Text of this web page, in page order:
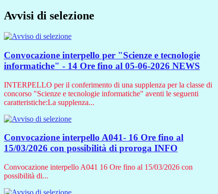
Avvisi di selezione
Convocazione interpello per "Scienze e tecnologie
informatiche" - 14 Ore fino al 05-06-2026 NEWS
INTERPELLO per il conferimento di una supplenza per la classe di
concorso "Scienze e tecnologie informatiche" aventi le seguenti
caratteristiche:La supplenza...
Convocazione interpello A041- 16 Ore fino al
15/03/2026 con possibilità di proroga INFO
Convocazione interpello A041 16 Ore fino al 15/03/2026 con
possibilità di...